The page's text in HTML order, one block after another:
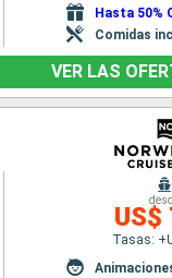
Hasta 50%
Comidas
VER LAS
US$
Tasas: